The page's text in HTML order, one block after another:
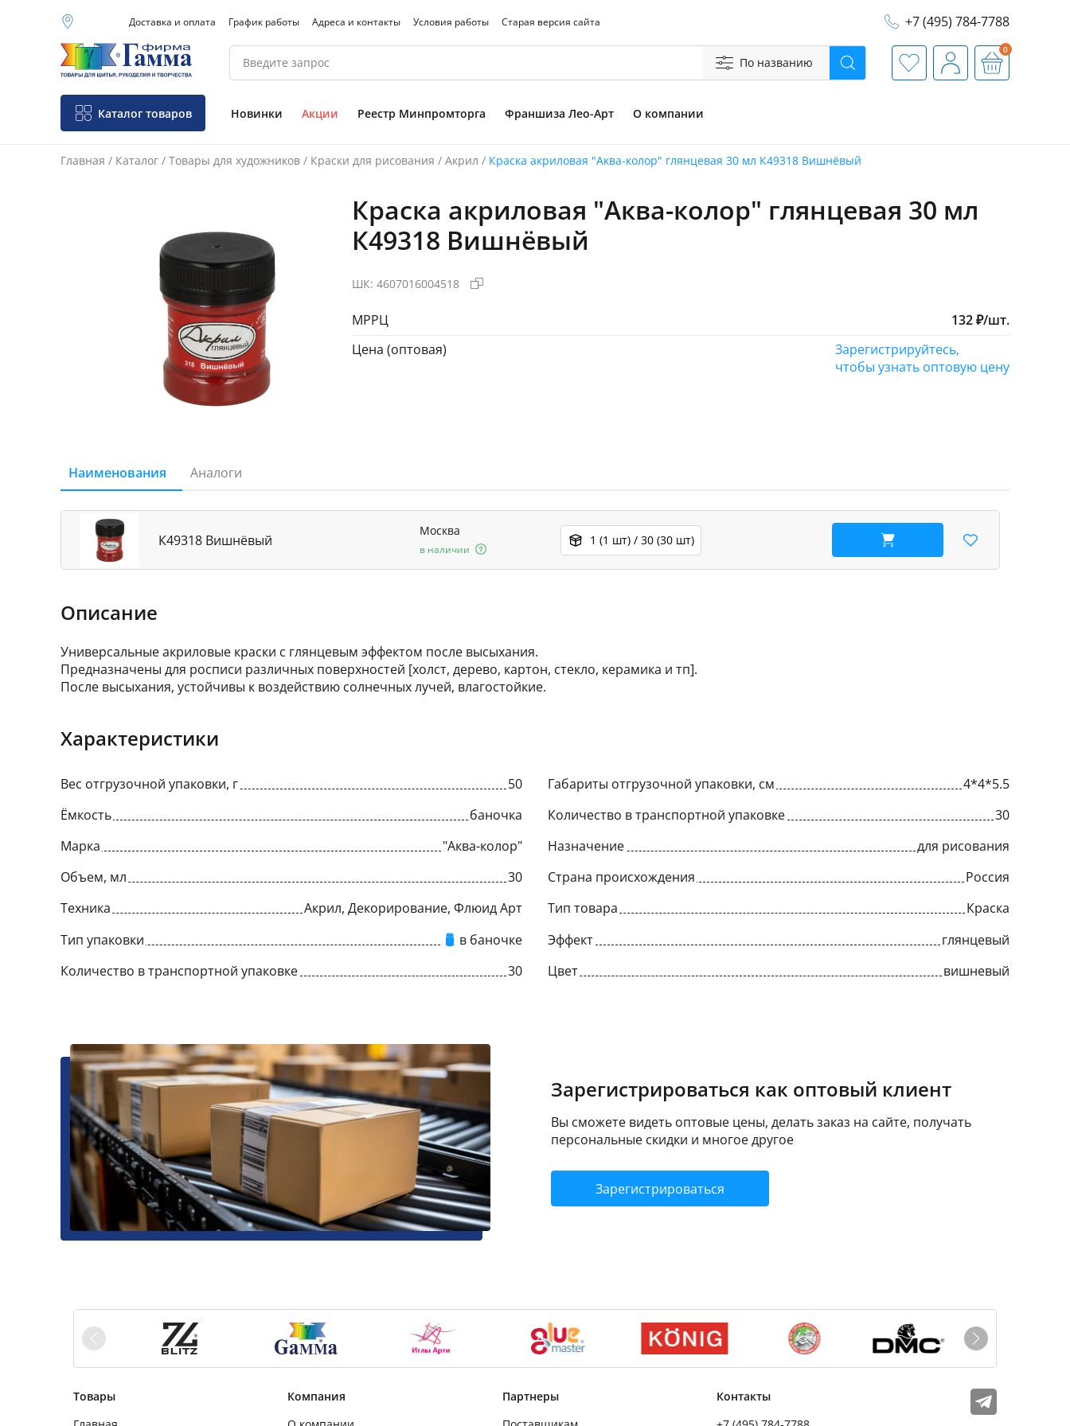
Москва (основной
склад)
Санкт-Петербург
Нижний Новгород
Доставка и оплата График работы Адреса и контакты Условия работы Старая версия сайта +7 (495) 784-7788
По названию Поиск ИзбранноеПрофильКорзина
0
Каталог товаров Новинки Акции Реестр Минпромторга Франшиза Лео-Арт О компании
Главная / Каталог / Товары для художников / Краски для рисования / Акрил / Краска акриловая "Аква-колор" глянцевая 30 мл К49318 Вишнёвый
Фото товара
Краска акриловая "Аква-колор" глянцевая 30 мл
К49318 Вишнёвый
ШК: 4607016004518
МРРЦ 132₽/шт.
Цена (оптовая)
Зарегистрируйтесь,
чтобы узнать оптовую цену
Наименования Аналоги
К49318 Вишнёвый
Москва
в наличии
1 (1 шт) / 30 (30 шт) В корзину
Описание
Универсальные акриловые краски с глянцевым эффектом после высыхания.
Предназначены для росписи различных поверхностей [холст, дерево, картон, стекло, керамика и тп].
После высыхания, устойчивы к воздействию солнечных лучей, влагостойкие.
Характеристики
Вес отгрузочной упаковки, г 50 Габариты отгрузочной упаковки, см
4*4*5.5
Ёмкость
баночка Количество в транспортной упаковке
30
Марка
"Аква-колор" Назначение
для рисования
Объем, мл
30 Страна происхождения
Россия
Техника
Акрил, Декорирование, Флюид Арт Тип товара
Краска
Тип упаковки
в баночке Эффект
глянцевый
Количество в транспортной упаковке
30 Цвет вишневый
Зарегистрироваться как оптовый клиент
Вы сможете видеть оптовые цены, делать заказ на сайте, получать
персональные скидки и многое другое
Зарегистрироваться
Товары
Компания
Партнеры
Контакты
Мы в соцсетях
Телеграм